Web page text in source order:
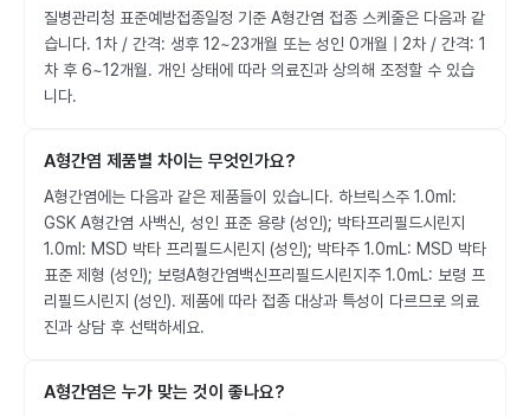
질병관리청 표준예방접종일정 기준 A형간염 접종 스케줄은 다음과 같
습니다. 1차 / 간격: 생후 12~23개월 또는 성인 0개월 | 2차 / 간격: 1
차 후 6~12개월. 개인 상태에 따라 의료진과 상의해 조정할 수 있습
니다.
A형간염 제품별 차이는 무엇인가요?
A형간염에는 다음과 같은 제품들이 있습니다. 하브릭스주 1.0ml:
GSK A형간염 사백신, 성인 표준 용량 (성인); 박타프리필드시린지
1.0ml: MSD 박타 프리필드시린지 (성인); 박타주 1.0mL: MSD 박타
표준 제형 (성인); 보령A형간염백신프리필드시린지주 1.0mL: 보령 프
리필드시린지 (성인). 제품에 따라 접종 대상과 특성이 다르므로 의료
진과 상담 후 선택하세요.
A형간염은 누가 맞는 것이 좋나요?